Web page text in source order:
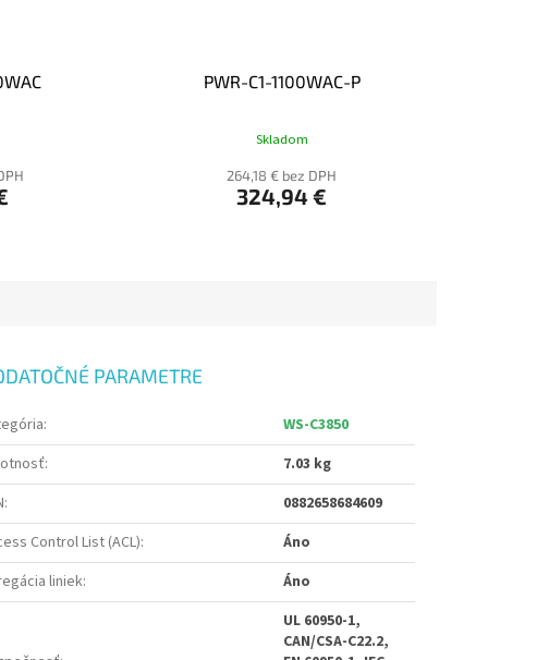
PWR-C1-1100WAC-P
Skladom
264,18 € bez DPH
324,94 €
PARAMETRE
:
WS-C3850
:
7.03 kg
:
0882658684609
Control List (ACL):
Áno
liniek: Áno
UL 60950-1,
CAN/CSA-C22.2,